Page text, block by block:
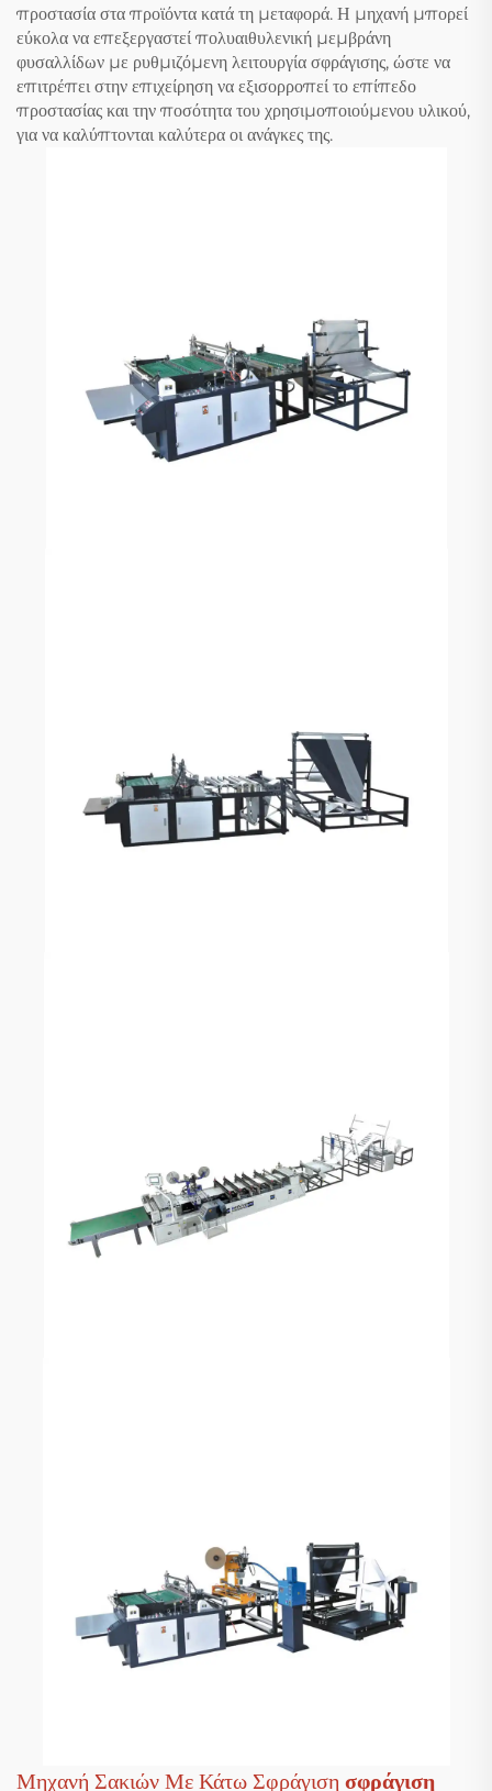
προστασία στα προϊόντα κατά τη μεταφορά. Η μηχανή μπορεί
εύκολα να επεξεργαστεί πολυαιθυλενική μεμβράνη
φυσαλλίδων με ρυθμιζόμενη λειτουργία σφράγισης, ώστε να
επιτρέπει στην επιχείρηση να εξισορροπεί το επίπεδο
προστασίας και την ποσότητα του χρησιμοποιούμενου υλικού,
για να καλύπτονται καλύτερα οι ανάγκες της.
Μηχανή Σακιών Με Κάτω Σφράγιση σφράγιση